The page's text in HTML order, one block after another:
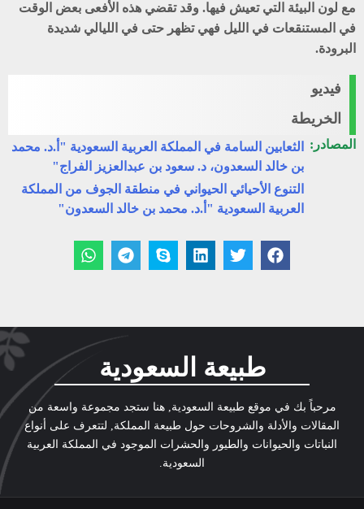
مع لون البيئة التي تعيش فيها. وقد تقضي هذه الأفعى بعض الوقت
في المستنقعات في الليل فهي تظهر حتى في الليالي شديدة
البرودة.
فيديو
الخريطة
المصادر:
الثعابين السامة في المملكة العربية السعودية "أ.د. محمد
بن خالد السعدون، د. سعود بن عبدالعزيز الفراج"
التنوع الأحيائي الحيواني في منطقة الجوف من المملكة
العربية السعودية "أ.د. محمد بن خالد السعدون"
طبيعة السعودية
مرحباً بك في موقع طبيعة السعودية, هنا ستجد مجموعة واسعة من
المقالات والأدلة والشروحات حول طبيعة المملكة, لتتعرف على أنواع
النباتات والحيوانات والطيور والحشرات الموجود في المملكة العربية
السعودية.